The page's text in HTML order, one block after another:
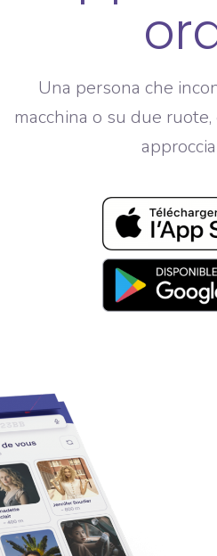
Una persona che
macchina o su due